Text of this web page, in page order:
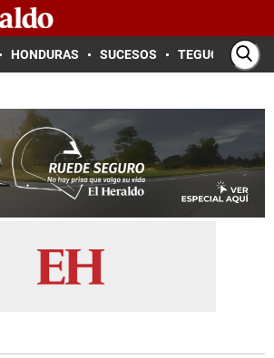
HONDURAS SUCESOS TEGUCIGALPA